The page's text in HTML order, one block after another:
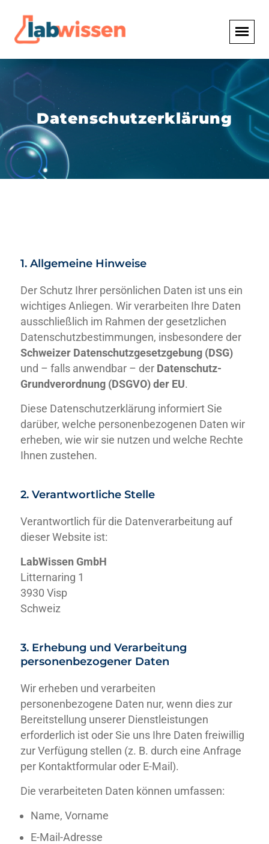
Datenschutzerklärung
1. Allgemeine Hinweise
Der Schutz Ihrer persönlichen Daten ist uns ein
wichtiges Anliegen. Wir verarbeiten Ihre Daten
ausschließlich im Rahmen der gesetzlichen
Datenschutzbestimmungen, insbesondere der
Schweizer Datenschutzgesetzgebung (DSG)
und – falls anwendbar – der Datenschutz-
Grundverordnung (DSGVO) der EU.
Diese Datenschutzerklärung informiert Sie
darüber, welche personenbezogenen Daten wir
erheben, wie wir sie nutzen und welche Rechte
Ihnen zustehen.
2. Verantwortliche Stelle
Verantwortlich für die Datenverarbeitung auf
dieser Website ist:
LabWissen GmbH
Litternaring 1
3930 Visp
Schweiz
3. Erhebung und Verarbeitung
personenbezogener Daten
Wir erheben und verarbeiten
personenbezogene Daten nur, wenn dies zur
Bereitstellung unserer Dienstleistungen
erforderlich ist oder Sie uns Ihre Daten freiwillig
zur Verfügung stellen (z. B. durch eine Anfrage
per Kontaktformular oder E-Mail).
Die verarbeiteten Daten können umfassen:
Name, Vorname
E-Mail-Adresse